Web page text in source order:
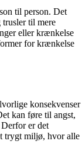
til person. Det
til mere
eller krænkelse
for krænkelse
konsekvenser
kan føre til angst,
Derfor er det
trygt miljø, hvor alle